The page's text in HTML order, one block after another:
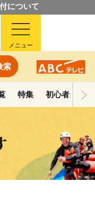
について
索
メニュー
特集 初心者ガイド